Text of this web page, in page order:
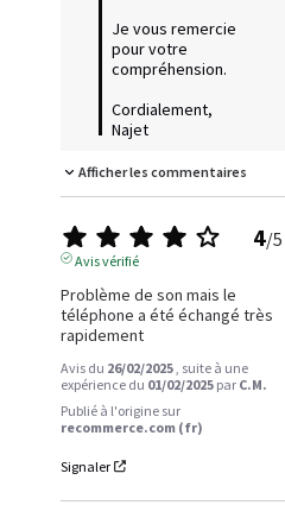
Je vous remercie
pour votre
compréhension.
Cordialement,
Najet
Afficher les commentaires
4/5
Avis vérifié
Problème de son mais le
téléphone a été échangé très
rapidement
Avis du 26/02/2025 , suite à une
expérience du 01/02/2025 par C.M.
Publié à l'origine sur
recommerce.com (fr)
Signaler